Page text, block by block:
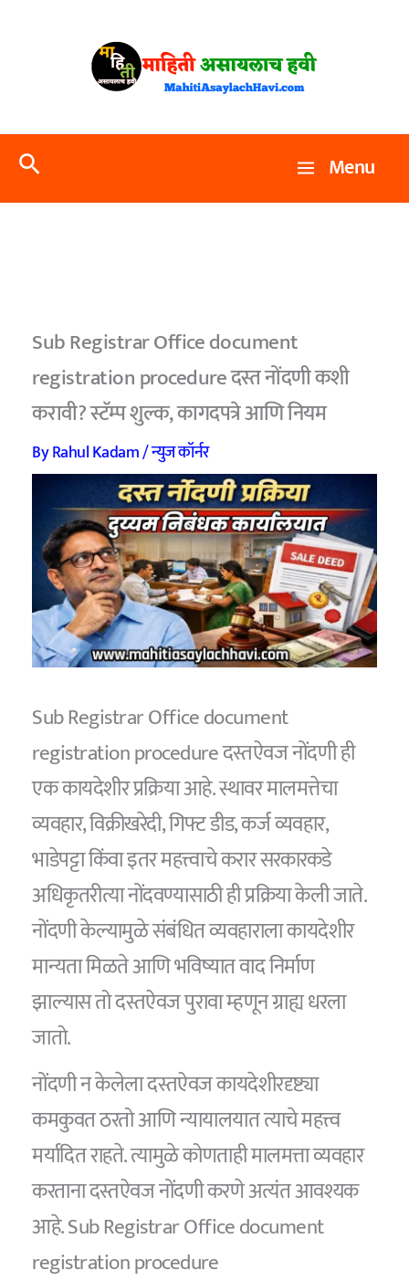
Search Menu
Sub Registrar Office document
registration procedure दस्त नोंदणी कशी
करावी? स्टॅम्प शुल्क, कागदपत्रे आणि नियम
ByRahul Kadam/न्युज कॉर्नर
Sub Registrar Office document
registration procedure दस्तऐवज नोंदणी ही
एक कायदेशीर प्रक्रिया आहे. स्थावर मालमत्तेचा
व्यवहार, विक्रीखरेदी, गिफ्ट डीड, कर्ज व्यवहार,
भाडेपट्टा किंवा इतर महत्त्वाचे करार सरकारकडे
अधिकृतरीत्या नोंदवण्यासाठी ही प्रक्रिया केली जाते.
नोंदणी केल्यामुळे संबंधित व्यवहाराला कायदेशीर
मान्यता मिळते आणि भविष्यात वाद निर्माण
झाल्यास तो दस्तऐवज पुरावा म्हणून ग्राह्य धरला
जातो.
नोंदणी न केलेला दस्तऐवज कायदेशीरदृष्ट्या
कमकुवत ठरतो आणि न्यायालयात त्याचे महत्त्व
मर्यादित राहते. त्यामुळे कोणताही मालमत्ता व्यवहार
करताना दस्तऐवज नोंदणी करणे अत्यंत आवश्यक
आहे. Sub Registrar Office document
registration procedure